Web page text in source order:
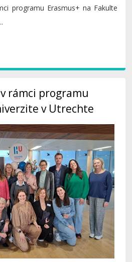
programu Erasmus+ na Fakulte
rámci programu
v Utrechte